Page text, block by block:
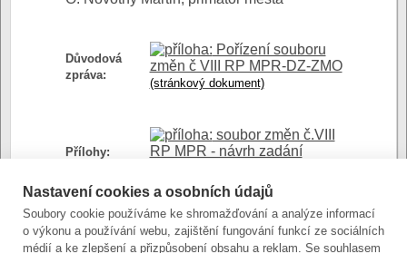
Důvodová
zpráva:
Pořízení souboru
změn č VIII RP MPR-DZ-ZMO
(stránkový dokument)
Přílohy:
soubor změn č.VIII
RP MPR - návrh zadání
VIII-1-grafická
příloha
(stránkový dokument)
VIII-2-grafická
Nastavení cookies a osobních údajů
Soubory cookie používáme ke shromažďování a analýze informací
o výkonu a používání webu, zajištění fungování funkcí ze sociálních
médií a ke zlepšení a přizpůsobení obsahu a reklam. Se souhlasem